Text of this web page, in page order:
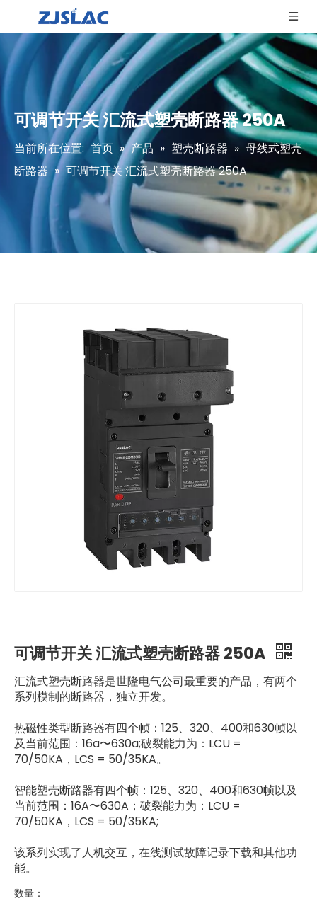
可调节开关 汇流式塑壳断路器 250A
当前所在位置: 首页 » 产品 » 塑壳断路器 » 母线式塑壳
断路器 » 可调节开关 汇流式塑壳断路器 250A
可调节开关 汇流式塑壳断路器 250A
汇流式塑壳断路器是世隆电气公司最重要的产品，有两个
系列模制的断路器，独立开发。
热磁性类型断路器有四个帧：125、320、400和630帧以
及当前范围：16a〜630a;破裂能力为：LCU =
70/50KA，LCS = 50/35KA。
智能塑壳断路器有四个帧：125、320、400和630帧以及
当前范围：16A〜630A；破裂能力为：LCU =
70/50KA，LCS = 50/35KA;
该系列实现了人机交互，在线测试故障记录下载和其他功
能。
数量：